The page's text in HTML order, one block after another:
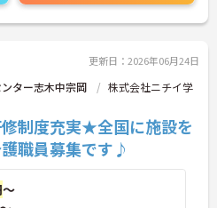
更新日：2026年06月24日
ター志木中宗岡
株式会社ニチイ学
修制度充実★全国に施設を
職員募集です♪
～